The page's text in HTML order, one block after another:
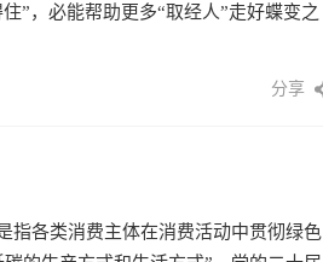
”，必能帮助更多“取经人”走好蝶变之
分享
指各类消费主体在消费活动中贯彻绿色